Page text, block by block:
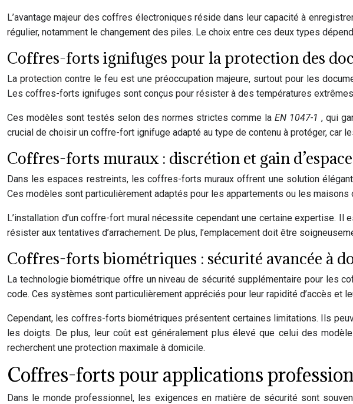
L’avantage majeur des coffres électroniques réside dans leur capacité à
régulier, notamment le changement des piles. Le choix entre ces deux types
Coffres-forts ignifuges pour la protection des
La protection contre le feu est une préoccupation majeure, surtout pour les
Les coffres-forts ignifuges sont conçus pour résister à des températures
Ces modèles sont testés selon des normes strictes comme la EN 1047-1 , qui
crucial de choisir un coffre-fort ignifuge adapté au type de contenu à protéger,
Coffres-forts muraux : discrétion et gain d’espace
Dans les espaces restreints, les coffres-forts muraux offrent une solution
Ces modèles sont particulièrement adaptés pour les appartements ou les maisons
L’installation d’un coffre-fort mural nécessite cependant une certaine expertise.
résister aux tentatives d’arrachement. De plus, l’emplacement doit être
Coffres-forts biométriques : sécurité avancée à
La technologie biométrique offre un niveau de sécurité supplémentaire pour les
code. Ces systèmes sont particulièrement appréciés pour leur rapidité d’accès et
Cependant, les coffres-forts biométriques présentent certaines limitations. Ils
les doigts. De plus, leur coût est généralement plus élevé que celui des
recherchent une protection maximale à domicile.
Coffres-forts pour applications
Dans le monde professionnel, les exigences en matière de sécurité sont